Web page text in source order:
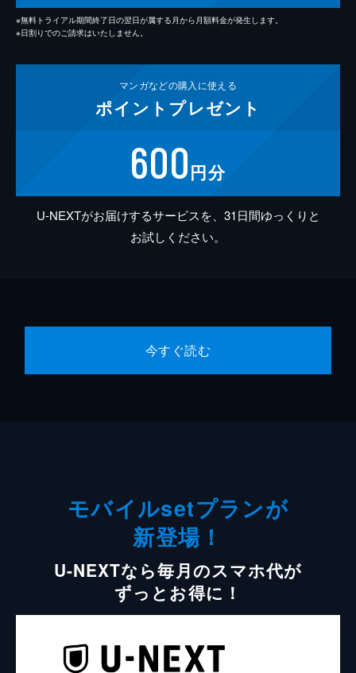
※無料トライアル期間終了日の翌日が属する月から月額料金が発生します。
※日割りでのご請求はいたしません。
マンガなどの購入に使える
ポイント プレゼント
600円分
U-NEXTがお届けするサービスを、31日間ゆっくりと
お試しください。
今すぐ読む
モバイルsetプランが
新登場！
U-NEXTなら毎月のスマホ代が
ずっとお得に！